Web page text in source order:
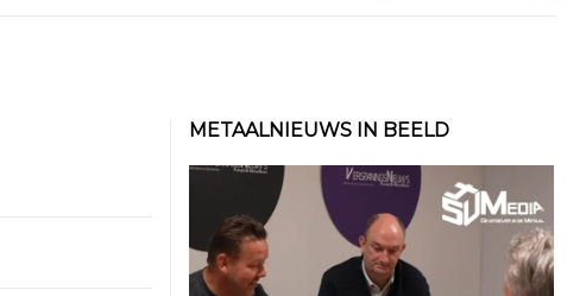
METAALNIEUWS IN BEELD